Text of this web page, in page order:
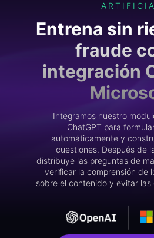
Entrena sin
fraude
integración
Integramos nuestro
ChatGPT para
automáticamente y
cuestiones. Después de
distribuye las preguntas de
verificar la comprensión de
sobre el contenido y evitar las